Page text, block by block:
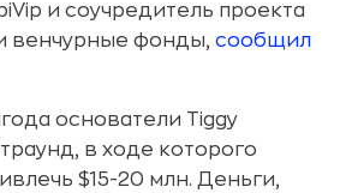
и соучредитель проекта
венчурные фонды, сообщил
основатели Tiggy
в ходе которого
$15-20 млн. Деньги,